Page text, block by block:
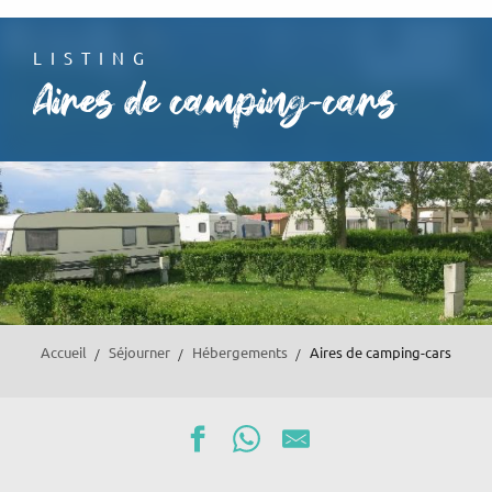
Aller
contenu
principal
LISTING
Aires de camping-cars
Accueil Séjourner Hébergements Aires de camping-cars